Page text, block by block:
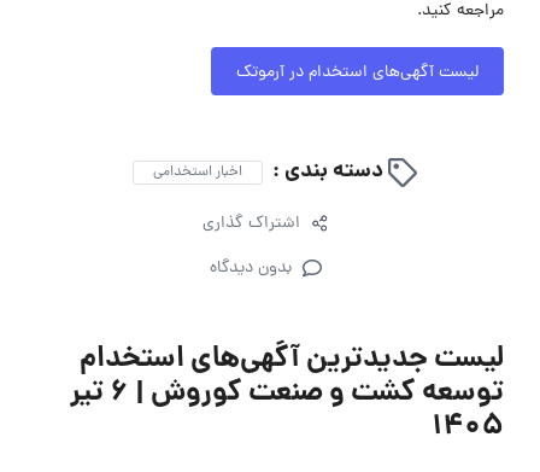
مراجعه کنید.
لیست آگهی‌های استخدام در آرموتک
دسته بندی : اخبار استخدامی
اشتراک گذاری
بدون دیدگاه
لیست جدیدترین آگهی‌های استخدام
توسعه کشت و صنعت کوروش | ۶ تیر
۱۴۰۵